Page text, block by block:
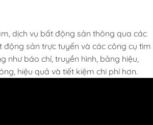
dịch vụ bất động sản thông qua các
sản trực tuyến và các công cụ tìm
báo chí, truyền hình, bảng hiệu,
hiệu quả và tiết kiệm chi phí hơn.